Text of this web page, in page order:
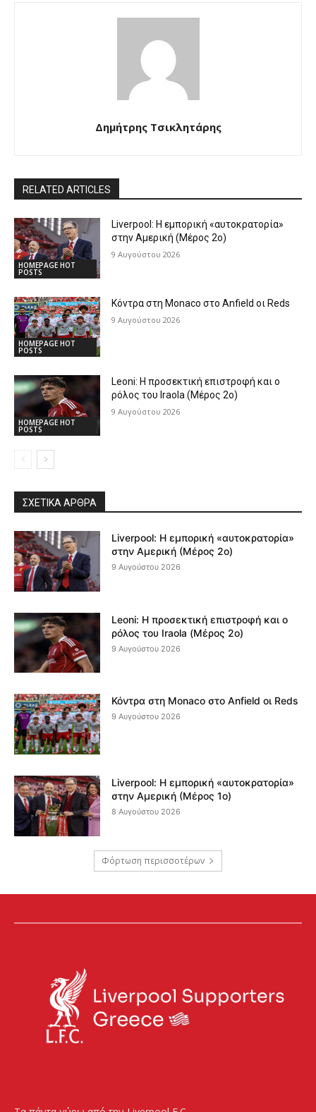
Δημήτρης Τσικλητάρης
RELATED ARTICLES
HOMEPAGE HOT
POSTS
Liverpool: Η εμπορική «αυτοκρατορία»
στην Αμερική (Μέρος 2ο)
9 Αυγούστου 2026
HOMEPAGE HOT
POSTS
Κόντρα στη Monaco στο Anfield οι Reds
9 Αυγούστου 2026
HOMEPAGE HOT
POSTS
Leoni: Η προσεκτική επιστροφή και ο
ρόλος του Iraola (Μέρος 2ο)
9 Αυγούστου 2026
ΣΧΕΤΙΚΆ ΆΡΘΡΑ
Liverpool: Η εμπορική «αυτοκρατορία»
στην Αμερική (Μέρος 2ο)
9 Αυγούστου 2026
Leoni: Η προσεκτική επιστροφή και ο
ρόλος του Iraola (Μέρος 2ο)
9 Αυγούστου 2026
Κόντρα στη Monaco στο Anfield οι Reds
9 Αυγούστου 2026
Liverpool: Η εμπορική «αυτοκρατορία»
στην Αμερική (Μέρος 1ο)
8 Αυγούστου 2026
Φόρτωση περισσοτέρων